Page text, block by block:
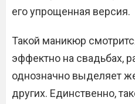
его упрощенная версия.
Такой маникюр
эффектно на свадьбах,
однозначно выделяет
других. Единственно,